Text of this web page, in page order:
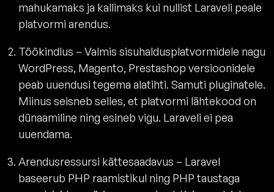
mahukamaks ja kallimaks kui nullist Laraveli peale
platvormi arendus.
Töökindlus – Valmis sisuhaldusplatvormidele nagu
WordPress, Magento, Prestashop versioonidele
peab uuendusi tegema alatihti. Samuti pluginatele.
Miinus seisneb selles, et platvormi lähtekood on
dünaamiline ning esineb vigu. Laraveli ei pea
uuendama.
Arendusressursi kättesaadavus – Laravel
baseerub PHP raamistikul ning PHP taustaga